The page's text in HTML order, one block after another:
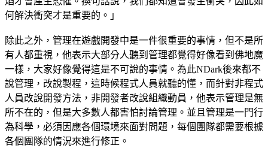
何解決衝突才是重要的。」
除此之外，管理在遊戲開發中是一件很重要的事情，但不是所
有人都重視，他表示大部分人聽到管理都覺得好像看到佛地魔
一樣，大家好像覺得這是不可說的事情。為此NDark後來都不
說管理，改說製程，這時候程式人員就聽的懂，而針對非程式
人員改說開發方法，非開發者改說組織動員，他表示管理是無
所不在的，但是大多數人都害怕討論管理。並且管理是一門行
為科學，必須因應各個環境來面對問題，每個團隊都需要根據
各個團隊的情況來進行修正。